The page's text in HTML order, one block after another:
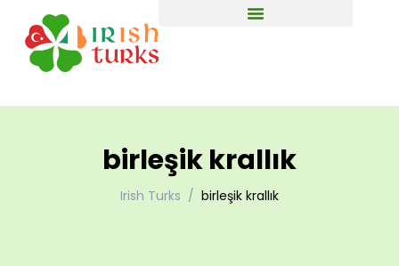
birleşik krallık
Irish Turks birleşik krallık